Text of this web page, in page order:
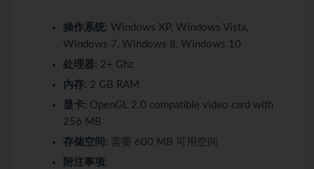
操作系统: Windows XP, Windows Vista,
Windows 7, Windows 8, Windows 10
处理器: 2+ Ghz
内存: 2 GB RAM
显卡: OpenGL 2.0 compatible video card with
256 MB
存储空间: 需要 600 MB 可用空间
附注事项: